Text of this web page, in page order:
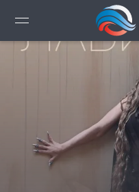
НОВИНКИ ЭФИРА
ПЛЕЙЛИСТ